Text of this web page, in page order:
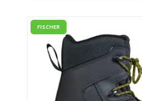
FISCHER